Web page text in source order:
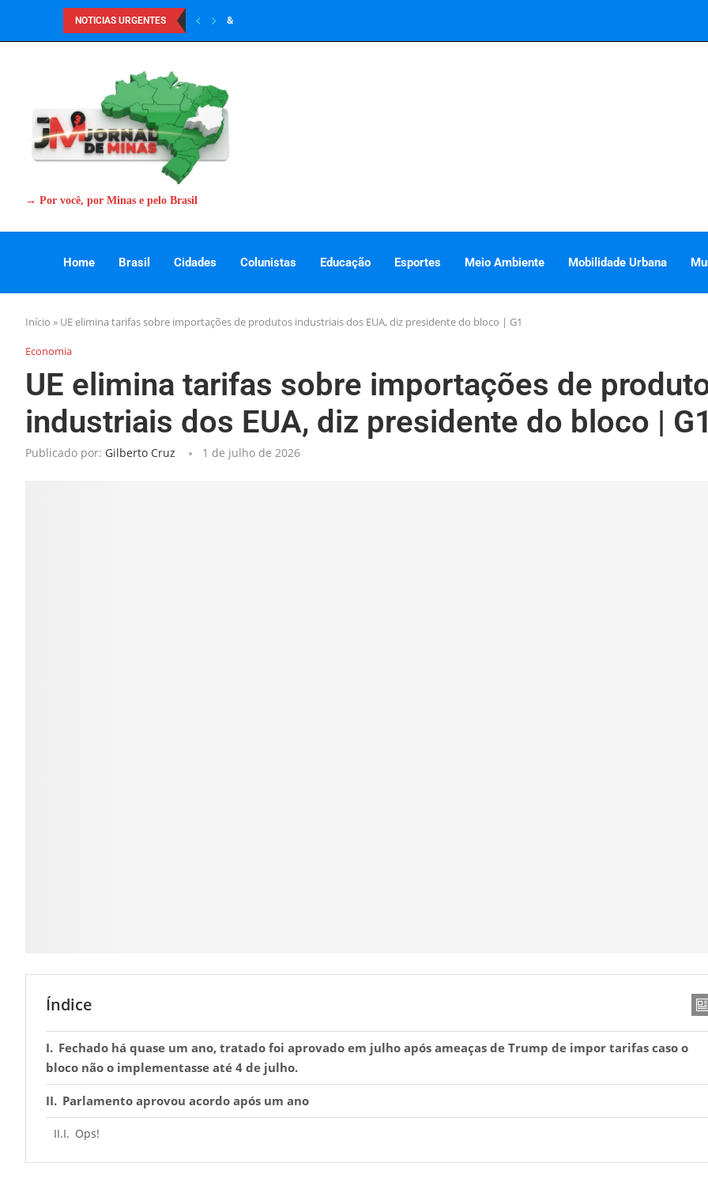
NOTICIAS URGENTES &
→ Por você, por Minas e pelo Brasil
Home Brasil Cidades Colunistas Educação Esportes Meio Ambiente Mobilidade Urbana
Início » UE elimina tarifas sobre importações de produtos industriais dos EUA, diz presidente do bloco | G1
Economia
UE elimina tarifas sobre importações de
industriais dos EUA, diz presidente do bloco |
Publicado por: Gilberto Cruz 1 de julho de 2026
Índice
Fechado há quase um ano, tratado foi aprovado em julho após ameaças de Trump de impor tarifas caso o
bloco não o implementasse até 4 de julho.
Parlamento aprovou acordo após um ano
Ops!